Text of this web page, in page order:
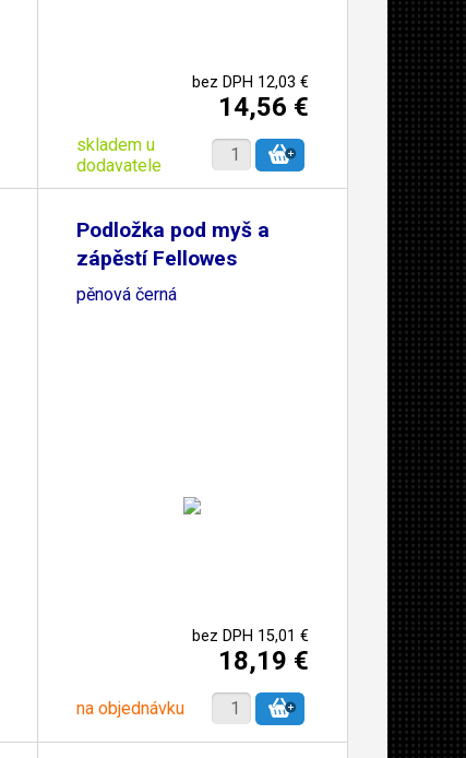
bez DPH 12,03 €
14,56 €
skladem u
dodavatele
Podložka pod myš a
zápěstí Fellowes
pěnová černá
bez DPH 15,01 €
18,19 €
na objednávku